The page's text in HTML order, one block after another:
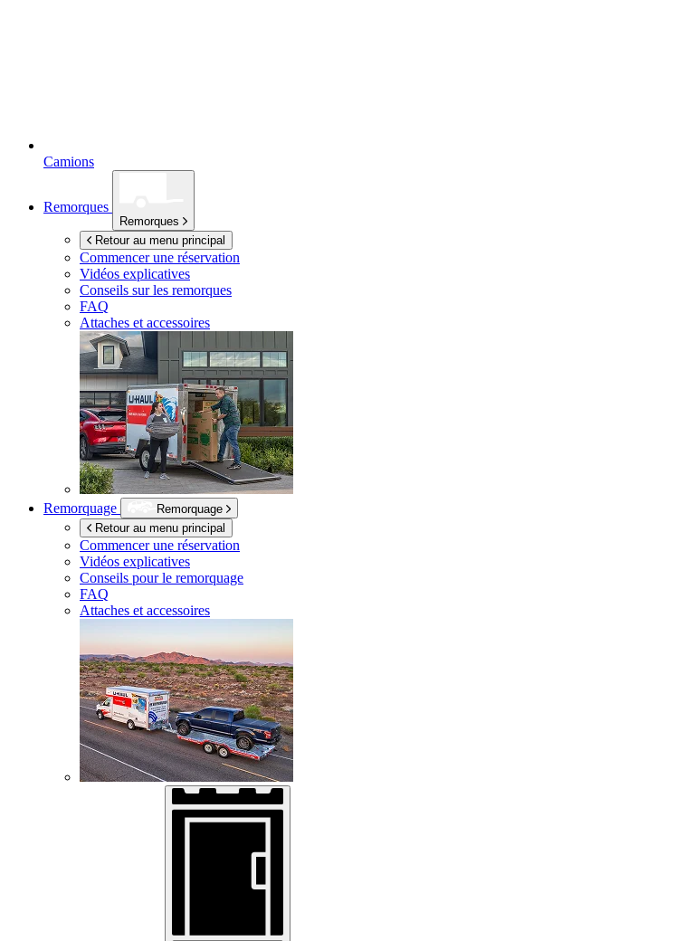
Camions
Remorques
Remorques
Retour au menu principal
Commencer une réservation
Vidéos explicatives
Conseils sur les remorques
FAQ
Attaches et accessoires
Remorquage
Remorquage
Retour au menu principal
Commencer une réservation
Vidéos explicatives
Conseils pour le remorquage
FAQ
Attaches et accessoires